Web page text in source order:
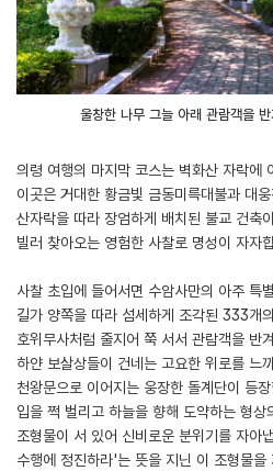
울창한 나무 그늘 아래 관람객을
의령 여행의 마지막 코스는 벽화산 자락에
이곳은 거대한 황금빛 금동미륵대불과 대
산자락을 따라 장엄하게 배치된 불교 건축
빌러 찾아오는 영험한 사찰로 명성이 자자
사찰 초입에 들어서면 수암사만의 아주 특
길가 양쪽을 따라 섬세하게 조각된 333개
호위무사처럼 줄지어 쭉 서서 관람객을 반
하얀 보살상들이 건네는 고요한 위로를 느
천왕문으로 이어지는 웅장한 돌계단이 등
입을 쩍 벌리고 하늘을 향해 도약하는 형상
조형물이 서 있어 신비로운 분위기를 자아
수행에 정진하라'는 뜻을 지닌 이 조형물